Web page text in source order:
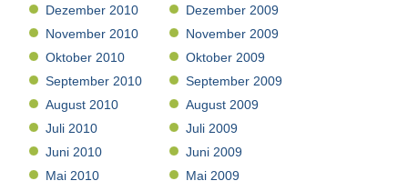
Dezember 2010
November 2010
Oktober 2010
September 2010
August 2010
Juli 2010
Juni 2010
Mai 2010
Dezember 2009
November 2009
Oktober 2009
September 2009
August 2009
Juli 2009
Juni 2009
Mai 2009